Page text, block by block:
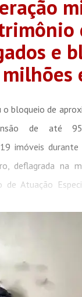
e
o bloqueio de
de até
imóveis
deflagrada na
de Atuação